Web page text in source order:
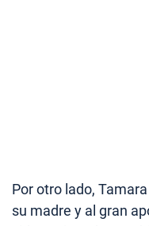
Por otro lado,
su madre y al gran